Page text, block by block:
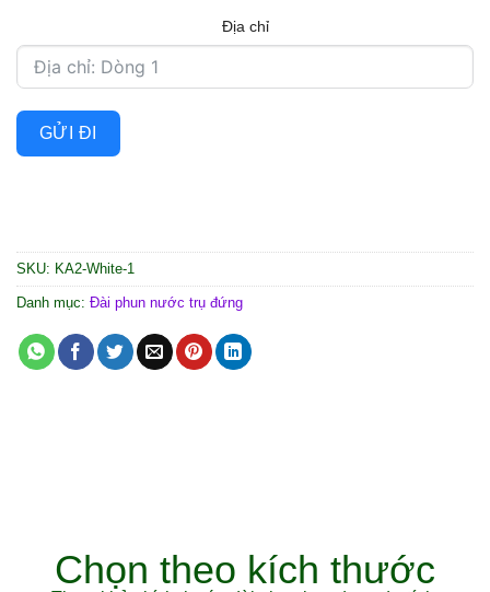
Địa chỉ
GỬI ĐI
SKU: KA2-White-1
Danh mục: Đài phun nước trụ đứng
Chọn theo kích thước